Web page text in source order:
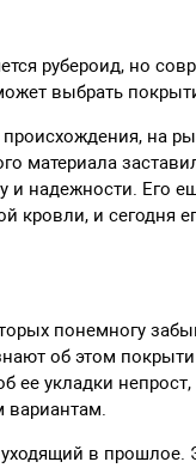
рубероид, но
выбрать
на
материала
и надежности. Его
кровли, и сегодня
понемногу
об этом
ее укладки
вариантам.
в прошлое.